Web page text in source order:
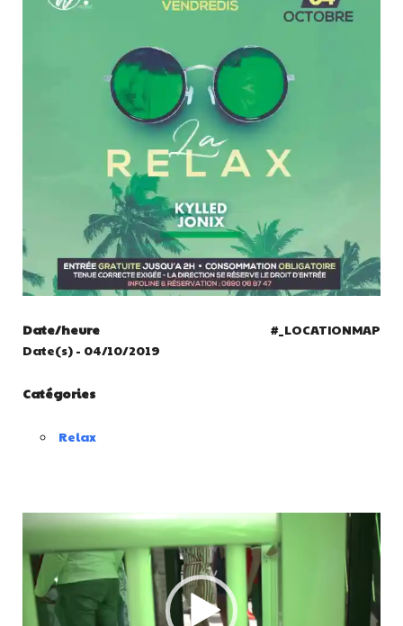
#_LOCATIONMAP
Date/heure
Date(s) - 04/10/2019
Catégories
Relax
Lecteur